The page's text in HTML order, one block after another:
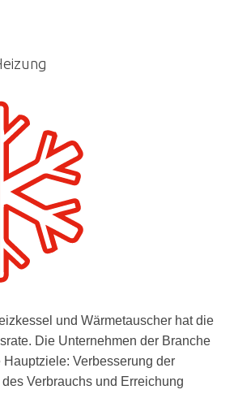
und Wärmetauscher hat die
Die Unternehmen der Branche
Hauptziele: Verbesserung der
Verbrauchs und Erreichung